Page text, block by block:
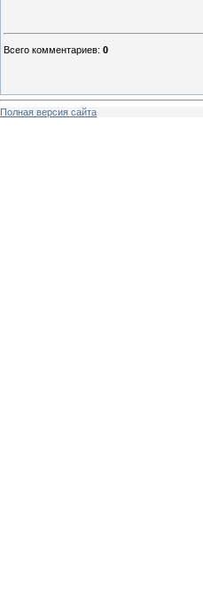
Всего комментариев: 0
Полная версия сайта